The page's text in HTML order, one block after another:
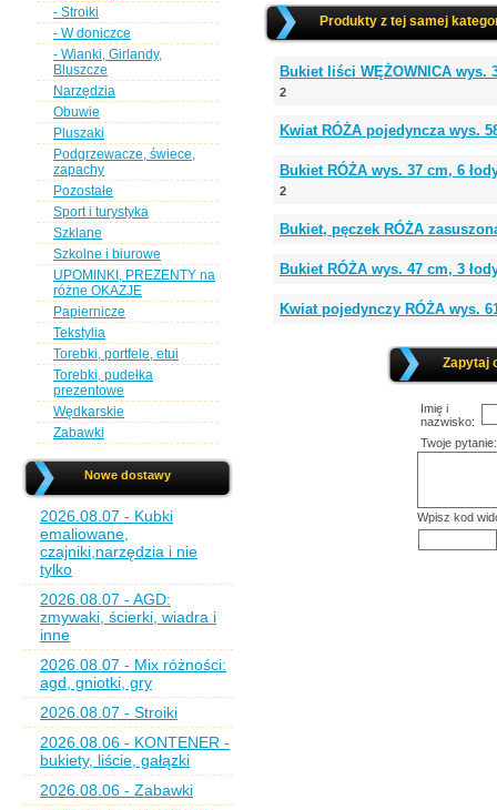
- Stroiki
- W doniczce
- Wianki, Girlandy,
Bluszcze
Narzędzia
Obuwie
Pluszaki
Podgrzewacze, świece,
zapachy
Pozostałe
Sport i turystyka
Szklane
Szkolne i biurowe
UPOMINKI, PREZENTY na
różne OKAZJE
Papiernicze
Tekstylia
Torebki, portfele, etui
Torebki, pudełka
prezentowe
Wędkarskie
Zabawki
Nowe dostawy
2026.08.07 - Kubki
emaliowane,
czajniki,narzędzia i nie
tylko
2026.08.07 - AGD:
zmywaki, ścierki, wiadra i
inne
2026.08.07 - Mix różności:
agd, gniotki, gry
2026.08.07 - Stroiki
2026.08.06 - KONTENER -
bukiety, liście, gałązki
2026.08.06 - Zabawki
Produkty z tej samej
Bukiet liści WĘŻOWNICA wys.
2
Kwiat RÓŻA pojedyncza wys.
Bukiet RÓŻA wys. 37 cm, 6
2
Bukiet, pęczek RÓŻA
Bukiet RÓŻA wys. 47 cm, 3
Kwiat pojedynczy RÓŻA wys.
Zapytaj
Imię i
nazwisko:
Twoje pytanie:
Wpisz kod